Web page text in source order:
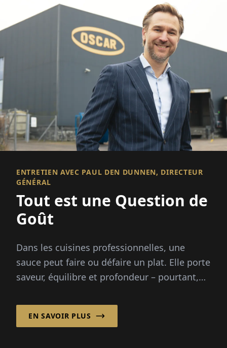
ENTRETIEN AVEC PAUL DEN DUNNEN, DIRECTEUR
GÉNÉRAL
Tout est une Question de
Goût
Dans les cuisines professionnelles, une
sauce peut faire ou défaire un plat. Elle porte
saveur, équilibre et profondeur – pourtant,
des heures...
EN SAVOIR PLUS